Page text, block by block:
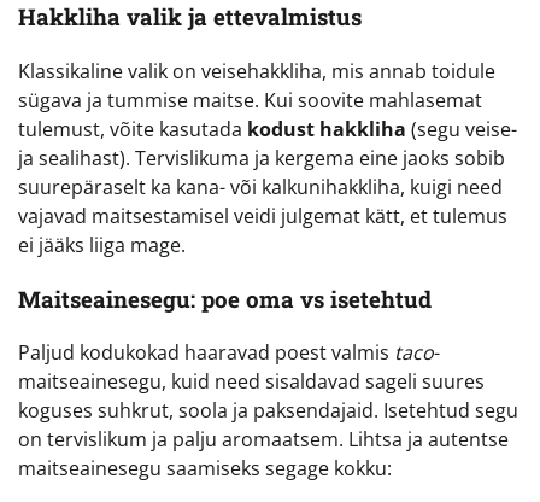
Hakkliha valik ja ettevalmistus
Klassikaline valik on veisehakkliha, mis annab toidule
sügava ja tummise maitse. Kui soovite mahlasemat
tulemust, võite kasutada kodust hakkliha (segu veise-
ja sealihast). Tervislikuma ja kergema eine jaoks sobib
suurepäraselt ka kana- või kalkunihakkliha, kuigi need
vajavad maitsestamisel veidi julgemat kätt, et tulemus
ei jääks liiga mage.
Maitseainesegu: poe oma vs isetehtud
Paljud kodukokad haaravad poest valmis taco-
maitseainesegu, kuid need sisaldavad sageli suures
koguses suhkrut, soola ja paksendajaid. Isetehtud segu
on tervislikum ja palju aromaatsem. Lihtsa ja autentse
maitseainesegu saamiseks segage kokku: